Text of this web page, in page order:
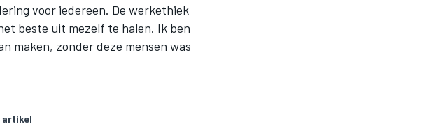
voor iedereen. De werkethiek
beste uit mezelf te halen. Ik ben
maken, zonder deze mensen was
artikel